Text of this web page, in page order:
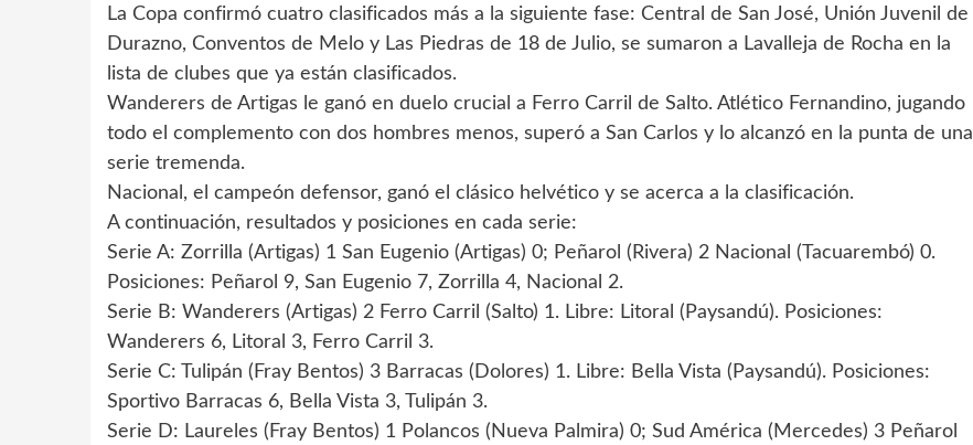
La Copa confirmó cuatro clasificados más a la siguiente fase: Central de San José, Unión Juvenil de
Durazno, Conventos de Melo y Las Piedras de 18 de Julio, se sumaron a Lavalleja de Rocha en la
lista de clubes que ya están clasificados.
Wanderers de Artigas le ganó en duelo crucial a Ferro Carril de Salto. Atlético Fernandino, jugando
todo el complemento con dos hombres menos, superó a San Carlos y lo alcanzó en la punta de una
serie tremenda.
Nacional, el campeón defensor, ganó el clásico helvético y se acerca a la clasificación.
A continuación, resultados y posiciones en cada serie:
Serie A: Zorrilla (Artigas) 1 San Eugenio (Artigas) 0; Peñarol (Rivera) 2 Nacional (Tacuarembó) 0.
Posiciones: Peñarol 9, San Eugenio 7, Zorrilla 4, Nacional 2.
Serie B: Wanderers (Artigas) 2 Ferro Carril (Salto) 1. Libre: Litoral (Paysandú). Posiciones:
Wanderers 6, Litoral 3, Ferro Carril 3.
Serie C: Tulipán (Fray Bentos) 3 Barracas (Dolores) 1. Libre: Bella Vista (Paysandú). Posiciones:
Sportivo Barracas 6, Bella Vista 3, Tulipán 3.
Serie D: Laureles (Fray Bentos) 1 Polancos (Nueva Palmira) 0; Sud América (Mercedes) 3 Peñarol